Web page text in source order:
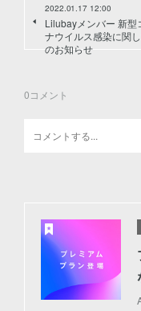
2022.01.17 12:00
Lilubayメンバー 新型
ナウイルス感染に関
のお知らせ
0コメント